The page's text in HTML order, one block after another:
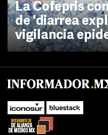
La Cofepris
de 'diarrea
vigilancia